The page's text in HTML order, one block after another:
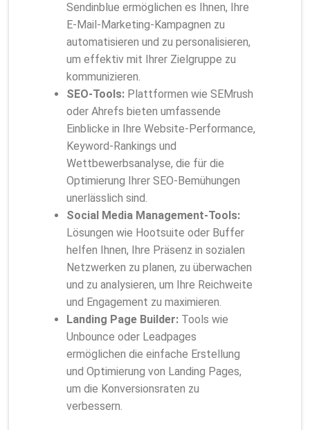
Sendinblue ermöglichen es Ihnen, Ihre
E-Mail-Marketing-Kampagnen zu
automatisieren und zu personalisieren,
um effektiv mit Ihrer Zielgruppe zu
kommunizieren.
SEO-Tools: Plattformen wie SEMrush
oder Ahrefs bieten umfassende
Einblicke in Ihre Website-Performance,
Keyword-Rankings und
Wettbewerbsanalyse, die für die
Optimierung Ihrer SEO-Bemühungen
unerlässlich sind.
Social Media Management-Tools:
Lösungen wie Hootsuite oder Buffer
helfen Ihnen, Ihre Präsenz in sozialen
Netzwerken zu planen, zu überwachen
und zu analysieren, um Ihre Reichweite
und Engagement zu maximieren.
Landing Page Builder: Tools wie
Unbounce oder Leadpages
ermöglichen die einfache Erstellung
und Optimierung von Landing Pages,
um die Konversionsraten zu
verbessern.